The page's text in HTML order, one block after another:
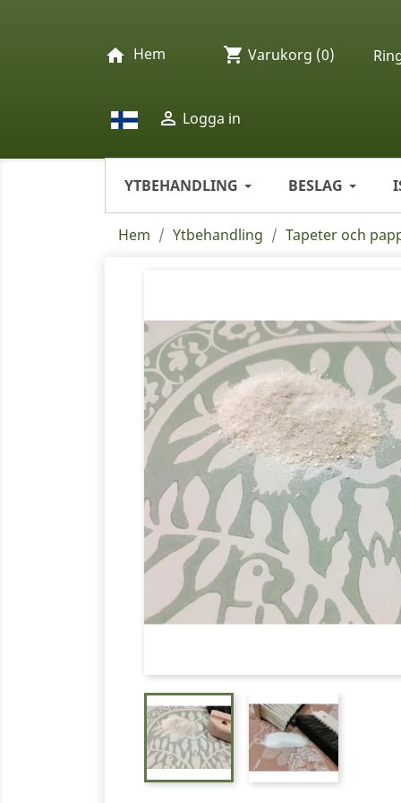
home Hem
 Logga in
shopping_cart Varukorg (0)
YTBEHANDLING BESLAG
Hem Ytbehandling Tapeter och